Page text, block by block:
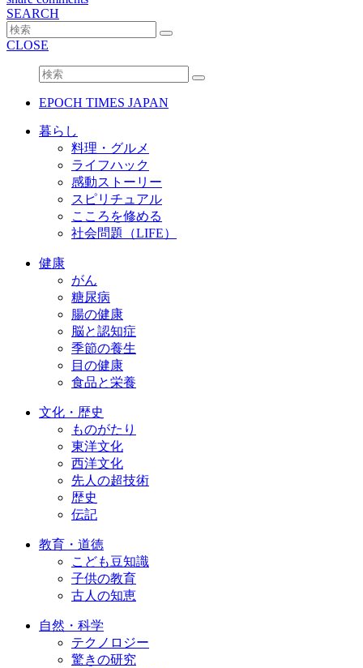
SEARCH
CLOSE
EPOCH TIMES JAPAN
暮らし
料理・グルメ
ライフハック
感動ストーリー
スピリチュアル
こころを修める
社会問題（LIFE）
健康
がん
糖尿病
腸の健康
脳と認知症
季節の養生
目の健康
食品と栄養
文化・歴史
ものがたり
東洋文化
西洋文化
先人の超技術
歴史
伝記
教育・道徳
こども豆知識
子供の教育
古人の知恵
自然・科学
テクノロジー
驚きの研究